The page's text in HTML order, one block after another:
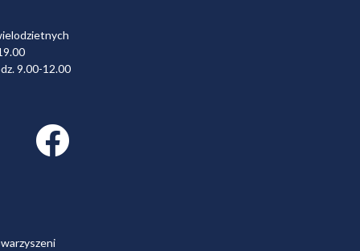
9.00-12.00
Facebook link